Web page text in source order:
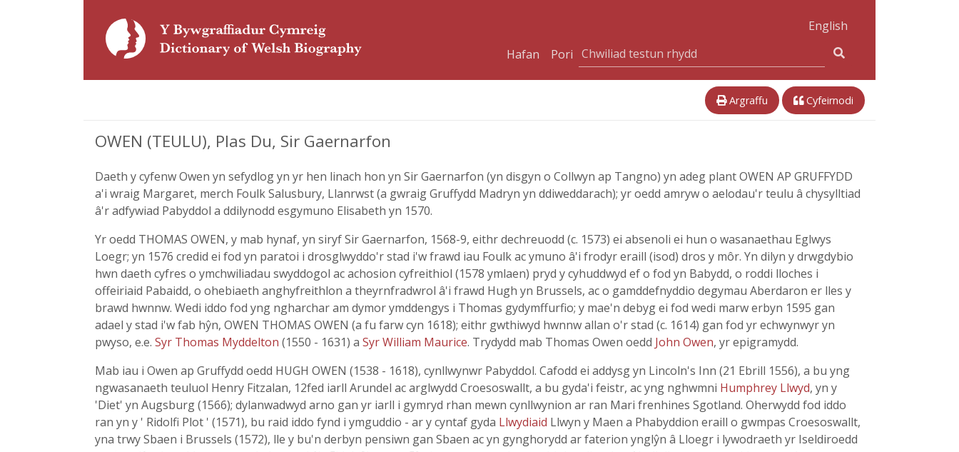
English
Hafan
Pori
Argraffu Cyfeirnodi
OWEN (TEULU), Plas Du, Sir Gaernarfon
Daeth y cyfenw Owen yn sefydlog yn yr hen linach hon yn Sir Gaernarfon (yn disgyn o Collwyn ap Tangno) yn adeg plant OWEN AP GRUFFYDD
a'i wraig Margaret, merch Foulk Salusbury, Llanrwst (a gwraig Gruffydd Madryn yn ddiweddarach); yr oedd amryw o aelodau'r teulu â chysylltiad
â'r adfywiad Pabyddol a ddilynodd esgymuno Elisabeth yn 1570.
Yr oedd THOMAS OWEN, y mab hynaf, yn siryf Sir Gaernarfon, 1568-9, eithr dechreuodd (c. 1573) ei absenoli ei hun o wasanaethau Eglwys
Loegr; yn 1576 credid ei fod yn paratoi i drosglwyddo'r stad i'w frawd iau Foulk ac ymuno â'i frodyr eraill (isod) dros y môr. Yn dilyn y drwgdybio
hwn daeth cyfres o ymchwiliadau swyddogol ac achosion cyfreithiol (1578 ymlaen) pryd y cyhuddwyd ef o fod yn Babydd, o roddi lloches i
offeiriaid Pabaidd, o ohebiaeth anghyfreithlon a theyrnfradwrol â'i frawd Hugh yn Brussels, ac o gamddefnyddio degymau Aberdaron er lles y
brawd hwnnw. Wedi iddo fod yng ngharchar am dymor ymddengys i Thomas gydymffurfio; y mae'n debyg ei fod wedi marw erbyn 1595 gan
adael y stad i'w fab hŷn, OWEN THOMAS OWEN (a fu farw cyn 1618); eithr gwthiwyd hwnnw allan o'r stad (c. 1614) gan fod yr echwynwyr yn
pwyso, e.e. Syr Thomas Myddelton (1550 - 1631) a Syr William Maurice. Trydydd mab Thomas Owen oedd John Owen, yr epigramydd.
Mab iau i Owen ap Gruffydd oedd HUGH OWEN (1538 - 1618), cynllwynwr Pabyddol. Cafodd ei addysg yn Lincoln's Inn (21 Ebrill 1556), a bu yng
ngwasanaeth teuluol Henry Fitzalan, 12fed iarll Arundel ac arglwydd Croesoswallt, a bu gyda'i feistr, ac yng nghwmni Humphrey Llwyd, yn y
'Diet' yn Augsburg (1566); dylanwadwyd arno gan yr iarll i gymryd rhan mewn cynllwynion ar ran Mari frenhines Sgotland. Oherwydd fod iddo
ran yn y ' Ridolfi Plot ' (1571), bu raid iddo fynd i ymguddio - ar y cyntaf gyda Llwydiaid Llwyn y Maen a Phabyddion eraill o gwmpas Croesoswallt,
yna trwy Sbaen i Brussels (1572), lle y bu'n derbyn pensiwn gan Sbaen ac yn gynghorydd ar faterion ynglŷn â Lloegr i lywodraeth yr Iseldiroedd